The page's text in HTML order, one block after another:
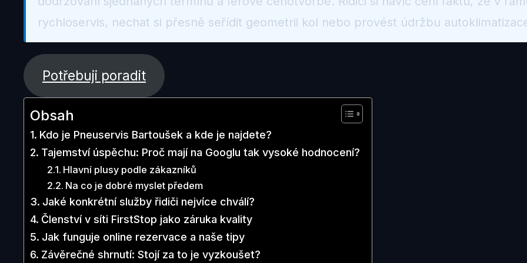
rychloservis, nechat si přesně seřídit geometrii kol nebo provést údržbu
Potřebuji poradit
Obsah
Kdo je Pneuservis Bartoušek a kde je najdete?
Tajemství úspěchu: Proč mají na Googlu tak vysoké hodnocení?
Hlavní plusy podle zákazníků
Na co je dobré myslet předem
Jaké konkrétní služby řidiči nejvíce chválí?
Členství v síti FirstStop jako záruka kvality
Jak funguje online rezervace a naše tipy
Závěrečné shrnutí: Stojí za to je vyzkoušet?